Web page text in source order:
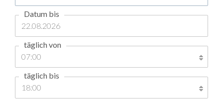
Datum bis
täglich von
täglich bis